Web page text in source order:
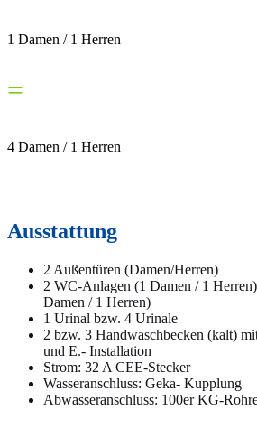
1 Damen / 1 Herren
=
4 Damen / 1 Herren
Ausstattung
2 Außentüren (Damen/Herren)
2 WC-Anlagen (1 Damen / 1
Damen / 1 Herren)
1 Urinal bzw. 4 Urinale
2 bzw. 3 Handwaschbecken (kalt)
und E.- Installation
Strom: 32 A CEE-Stecker
Wasseranschluss: Geka- Kupplung
Abwasseranschluss: 100er KG-